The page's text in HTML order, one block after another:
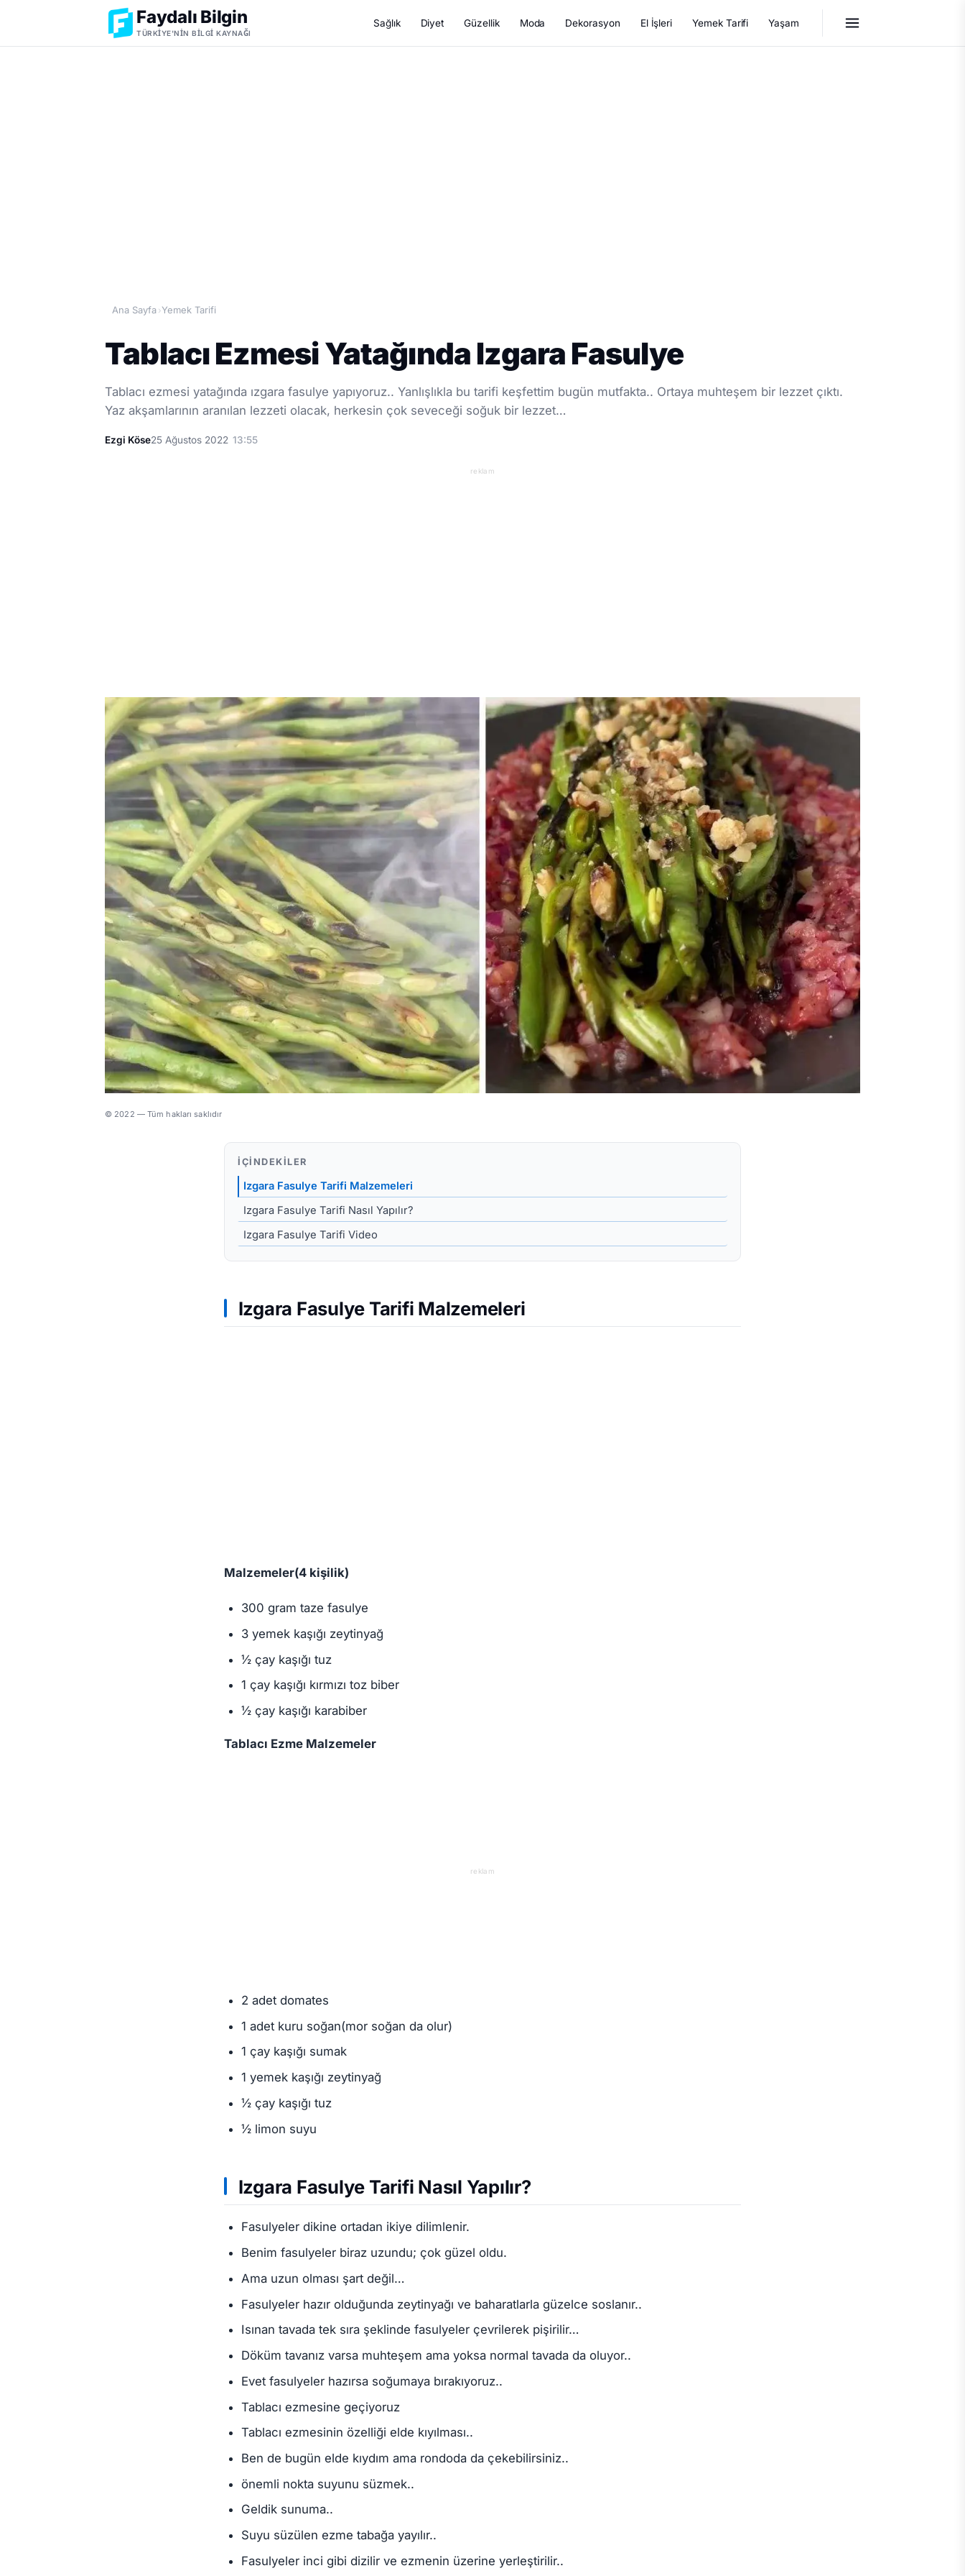
Faydalı Bilgin
TÜRKIYE'NIN BILGI KAYNAĞI
Sağlık Diyet Güzellik Moda Dekorasyon El İşleri Yemek Tarifi Yaşam
Ana Sayfa ›Yemek Tarifi
Tablacı Ezmesi Yatağında Izgara Fasulye
Tablacı ezmesi yatağında ızgara fasulye yapıyoruz.. Yanlışlıkla bu tarifi keşfettim bugün mutfakta.. Ortaya muhteşem bir lezzet çıktı.
Yaz akşamlarının aranılan lezzeti olacak, herkesin çok seveceği soğuk bir lezzet…
Ezgi Köse25 Ağustos 2022 13:55
reklam
© 2022 — Tüm hakları saklıdır
İÇINDEKILER
Izgara Fasulye Tarifi Malzemeleri
Izgara Fasulye Tarifi Nasıl Yapılır?
Izgara Fasulye Tarifi Video
Izgara Fasulye Tarifi Malzemeleri
Malzemeler(4 kişilik)
300 gram taze fasulye
3 yemek kaşığı zeytinyağ
½ çay kaşığı tuz
1 çay kaşığı kırmızı toz biber
½ çay kaşığı karabiber
Tablacı Ezme Malzemeler
reklam
2 adet domates
1 adet kuru soğan(mor soğan da olur)
1 çay kaşığı sumak
1 yemek kaşığı zeytinyağ
½ çay kaşığı tuz
½ limon suyu
Izgara Fasulye Tarifi Nasıl Yapılır?
Fasulyeler dikine ortadan ikiye dilimlenir.
Benim fasulyeler biraz uzundu; çok güzel oldu.
Ama uzun olması şart değil…
Fasulyeler hazır olduğunda zeytinyağı ve baharatlarla güzelce soslanır..
Isınan tavada tek sıra şeklinde fasulyeler çevrilerek pişirilir…
Döküm tavanız varsa muhteşem ama yoksa normal tavada da oluyor..
Evet fasulyeler hazırsa soğumaya bırakıyoruz..
Tablacı ezmesine geçiyoruz
Tablacı ezmesinin özelliği elde kıyılması..
Ben de bugün elde kıydım ama rondoda da çekebilirsiniz..
önemli nokta suyunu süzmek..
Geldik sunuma..
Suyu süzülen ezme tabağa yayılır..
Fasulyeler inci gibi dizilir ve ezmenin üzerine yerleştirilir..